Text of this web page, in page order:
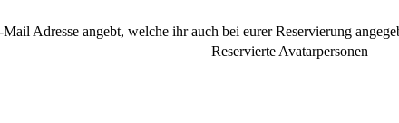
Adresse angebt, welche ihr auch bei eurer Reservierung
Reservierte Avatarpersonen